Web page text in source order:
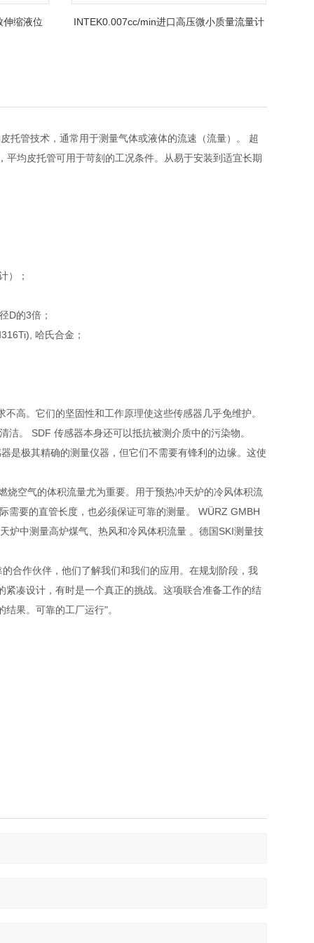
伸缩液位
INTEK0.007cc/min进口高压微小质量流量计
托管技术，通常用于测量气体或液体的流速（流量）。 超
均皮托管可用于苛刻的工况条件。从易于安装到适宜长期
）；
D的3倍；
哈氏合金；
高。它们的坚固性和工作原理使这些传感器几乎免维护。
。 SDF 传感器本身还可以抵抗被测介质中的污染物。
是极其精确的测量仪器，但它们不需要有锋利的边缘。这使
空气的体积流量尤为重要。用于预热冲天炉的冷风体积流
需要的直管长度，也必须保证可靠的测量。 WÜRZ GMBH
炉中测量高炉煤气、热风和冷风体积流量 。德国SKI测量技
合作伙伴，他们了解我们和我们的应用。在规划阶段，我
凑设计，有时是一个真正的挑战。这项联合准备工作的结
果。可靠的工厂运行"。